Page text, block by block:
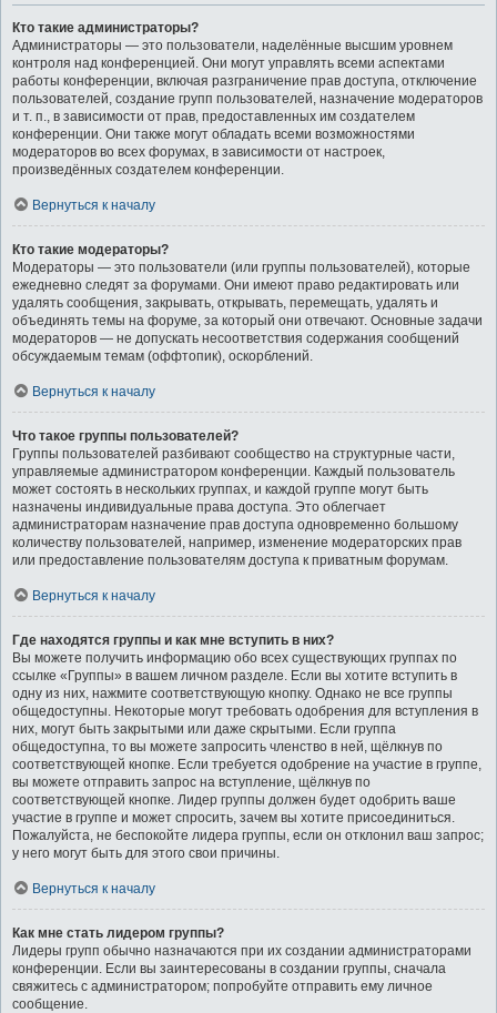
Кто такие администраторы?
Администраторы — это пользователи, наделённые высшим уровнем
контроля над конференцией. Они могут управлять всеми аспектами
работы конференции, включая разграничение прав доступа, отключение
пользователей, создание групп пользователей, назначение модераторов
и т. п., в зависимости от прав, предоставленных им создателем
конференции. Они также могут обладать всеми возможностями
модераторов во всех форумах, в зависимости от настроек,
произведённых создателем конференции.
Вернуться к началу
Кто такие модераторы?
Модераторы — это пользователи (или группы пользователей), которые
ежедневно следят за форумами. Они имеют право редактировать или
удалять сообщения, закрывать, открывать, перемещать, удалять и
объединять темы на форуме, за который они отвечают. Основные задачи
модераторов — не допускать несоответствия содержания сообщений
обсуждаемым темам (оффтопик), оскорблений.
Вернуться к началу
Что такое группы пользователей?
Группы пользователей разбивают сообщество на структурные части,
управляемые администратором конференции. Каждый пользователь
может состоять в нескольких группах, и каждой группе могут быть
назначены индивидуальные права доступа. Это облегчает
администраторам назначение прав доступа одновременно большому
количеству пользователей, например, изменение модераторских прав
или предоставление пользователям доступа к приватным форумам.
Вернуться к началу
Где находятся группы и как мне вступить в них?
Вы можете получить информацию обо всех существующих группах по
ссылке «Группы» в вашем личном разделе. Если вы хотите вступить в
одну из них, нажмите соответствующую кнопку. Однако не все группы
общедоступны. Некоторые могут требовать одобрения для вступления в
них, могут быть закрытыми или даже скрытыми. Если группа
общедоступна, то вы можете запросить членство в ней, щёлкнув по
соответствующей кнопке. Если требуется одобрение на участие в группе,
вы можете отправить запрос на вступление, щёлкнув по
соответствующей кнопке. Лидер группы должен будет одобрить ваше
участие в группе и может спросить, зачем вы хотите присоединиться.
Пожалуйста, не беспокойте лидера группы, если он отклонил ваш запрос;
у него могут быть для этого свои причины.
Вернуться к началу
Как мне стать лидером группы?
Лидеры групп обычно назначаются при их создании администраторами
конференции. Если вы заинтересованы в создании группы, сначала
свяжитесь с администратором; попробуйте отправить ему личное
сообщение.